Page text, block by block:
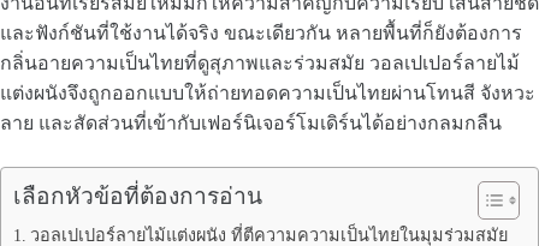
และฟังก์ชันที่ใช้งานได้จริง ขณะเดียวกัน หลายพื้นที่ก็ยังต้องการ
กลิ่นอายความเป็นไทยที่ดูสุภาพและร่วมสมัย วอลเปเปอร์ลายไม้
แต่งผนังจึงถูกออกแบบให้ถ่ายทอดความเป็นไทยผ่านโทนสี จังหวะ
ลาย และสัดส่วนที่เข้ากับเฟอร์นิเจอร์โมเดิร์นได้อย่างกลมกลืน
เลือกหัวข้อที่ต้องการอ่าน
วอลเปเปอร์ลายไม้แต่งผนัง ที่ตีความความเป็นไทยในมุมร่วมสมัย